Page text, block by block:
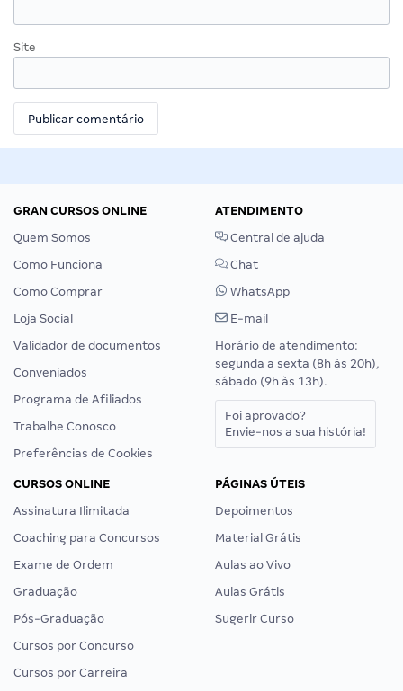
Site
GRAN CURSOS ONLINE
Quem Somos
Como Funciona
Como Comprar
Loja Social
Validador de documentos
Conveniados
Programa de Afiliados
Trabalhe Conosco
Preferências de Cookies
ATENDIMENTO
Central de ajuda
Chat
WhatsApp
E-mail
Horário de atendimento:
segunda a sexta (8h às 20h),
sábado (9h às 13h).
Foi aprovado?
Envie-nos a sua história!
CURSOS ONLINE
Assinatura Ilimitada
Coaching para Concursos
Exame de Ordem
Graduação
Pós-Graduação
Cursos por Concurso
Cursos por Carreira
PÁGINAS ÚTEIS
Depoimentos
Material Grátis
Aulas ao Vivo
Aulas Grátis
Sugerir Curso